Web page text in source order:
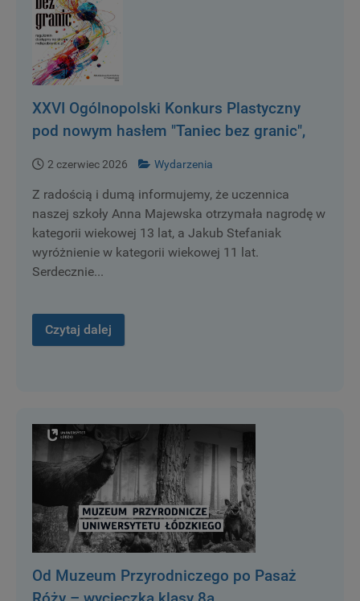
XXVI Ogólnopolski Konkurs Plastyczny
pod nowym hasłem "Taniec bez granic",
2 czerwiec 2026 Wydarzenia
Z radością i dumą informujemy, że uczennica
naszej szkoły Anna Majewska otrzymała nagrodę w
kategorii wiekowej 13 lat, a Jakub Stefaniak
wyróżnienie w kategorii wiekowej 11 lat.
Serdecznie...
Czytaj dalej
Od Muzeum Przyrodniczego po Pasaż